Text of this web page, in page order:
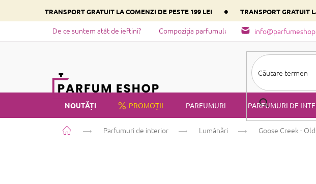
conținut
TRANSPORT GRATUIT LA COMENZI DE PESTE 199 LEI • TRANSPORT GRATUIT
De ce suntem atât de ieftini? Compoziția parfumului - tipuri de miros
NOUTĂȚI PROMOȚII PARFUMURI PARFUMURI DE
PRIVATE LABEL
Acasă Parfumuri de interior Lumânări Goose Creek -